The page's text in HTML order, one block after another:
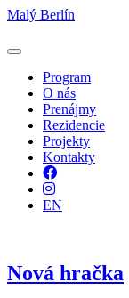
Malý Berlín
Program
O nás
Prenájmy
Rezidencie
Projekty
Kontakty
Facebook
Instagram
EN
Nová hračka